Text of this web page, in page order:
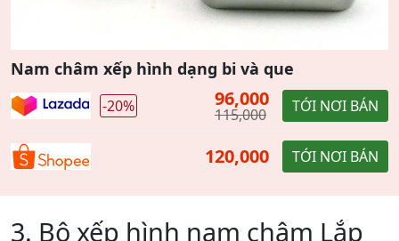
Nam châm xếp hình dạng bi và que
-20% 96,000
115,000 TỚI NƠI BÁN
120,000 TỚI NƠI BÁN
3. Bộ xếp hình nam châm Lắp